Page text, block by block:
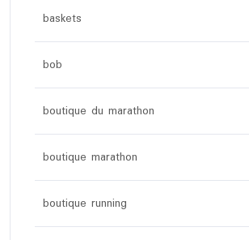
baskets
bob
boutique du marathon
boutique marathon
boutique running